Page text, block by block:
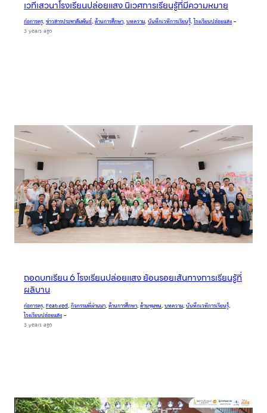
เวทีเสวนาโรงเรียนปล่อยแสง นิเวศการเรียนรู้ที่มีความหมาย
ก่อการครู, ข่าวสารประชาสัมพันธ์, ด้านการศึกษา, บทความ, บันทึกเวทีการเรียนรู้, โรงเรียนปล่อยแสง–
3 years ago
ถอดบทเรียน 6 โรงเรียนปล่อยแสง ย้อนรอยเส้นทางการเรียนรู้ที่
ผลิบาน
ก่อการครู, Featured, กิจกรรมที่ผ่านมา, ด้านการศึกษา, ด้านชุมชน, บทความ, บันทึกเวทีการเรียนรู้
โรงเรียนปล่อยแสง–
3 years ago